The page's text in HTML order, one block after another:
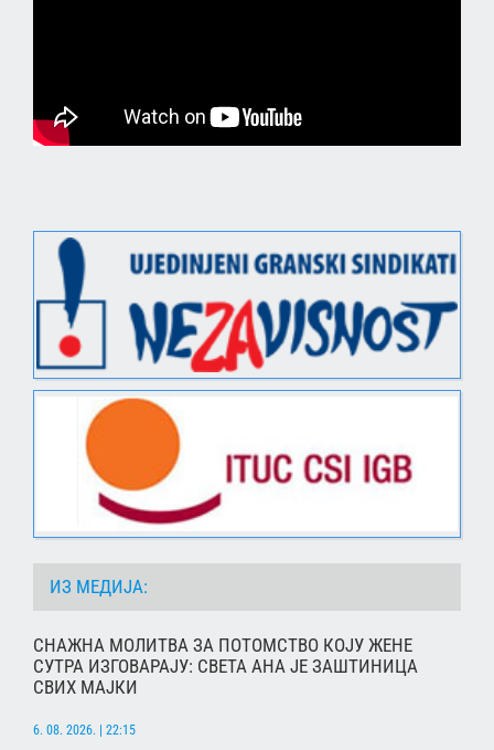
ИЗ МЕДИЈА:
СНАЖНА МОЛИТВА ЗА ПОТОМСТВО КОЈУ ЖЕНЕ
СУТРА ИЗГОВАРАЈУ: СВЕТА АНА ЈЕ ЗАШТИНИЦА
СВИХ МАЈКИ
6. 08. 2026. | 22:15